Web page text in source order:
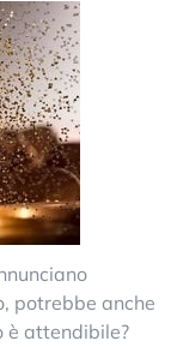
potrebbe anche
è attendibile?